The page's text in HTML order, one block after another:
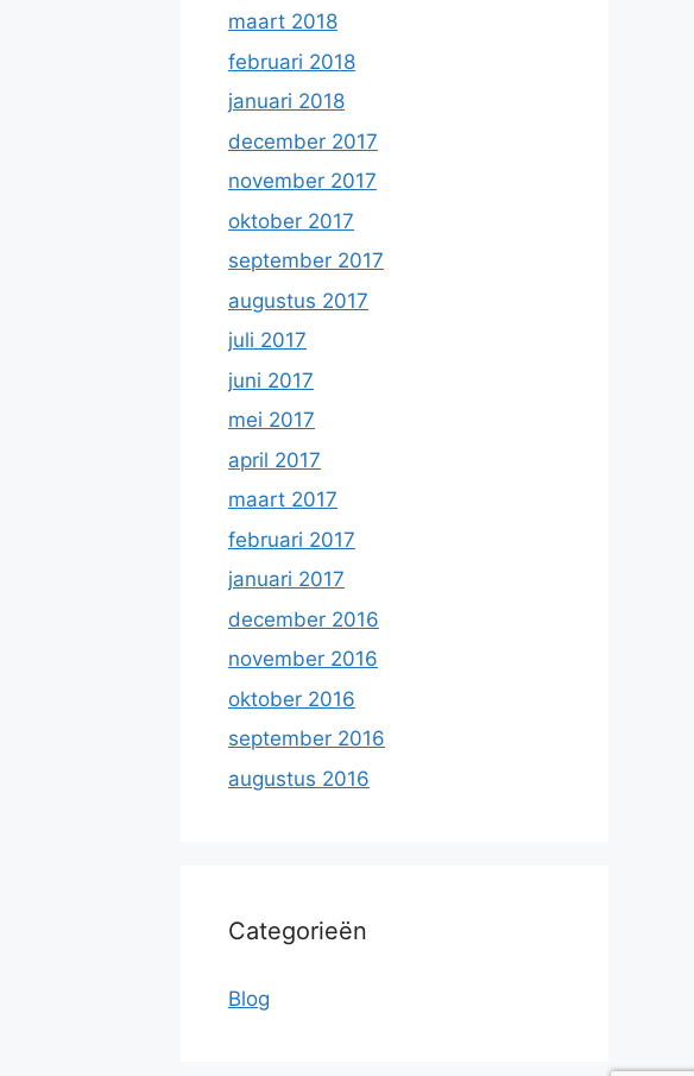
maart 2018
februari 2018
januari 2018
december 2017
november 2017
oktober 2017
september 2017
augustus 2017
juli 2017
juni 2017
mei 2017
april 2017
maart 2017
februari 2017
januari 2017
december 2016
november 2016
oktober 2016
september 2016
augustus 2016
Categorieën
Blog